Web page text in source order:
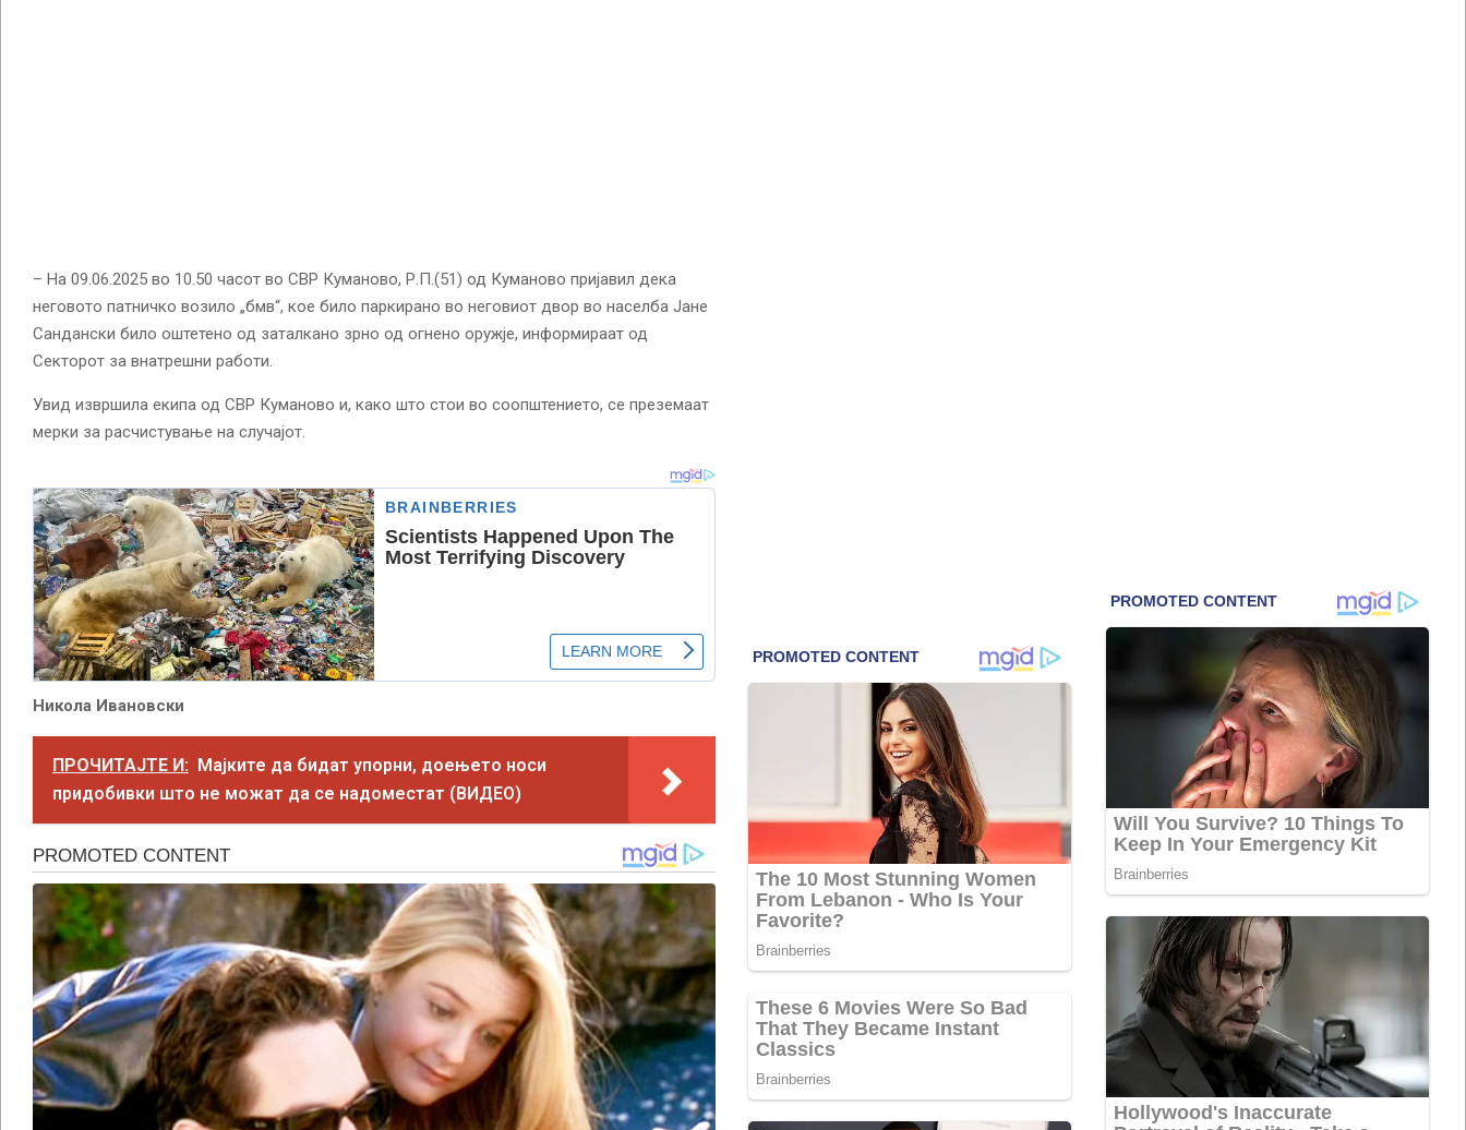
– На 09.06.2025 во 10.50 часот во СВР Куманово, Р.П.(51) од Куманово пријавил дека
неговото патничко возило „бмв“, кое било паркирано во неговиот двор во населба Јане
Сандански било оштетено од заталкано зрно од огнено оружје, информираат од
Секторот за внатрешни работи.
Увид извршила екипа од СВР Куманово и, како што стои во соопштението, се преземаат
мерки за расчистување на случајот.
Никола Ивановски
ПРОЧИТАЈТЕ И: Мајките да бидат упорни, доењето носи
придобивки што не можат да се надоместат (ВИДЕО)